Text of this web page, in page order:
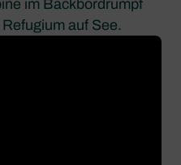
im Backbordrumpf
auf See.